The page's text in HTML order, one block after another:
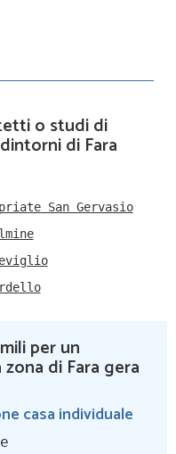
o studi di
di Fara
San Gervasio
per un
di Fara gera
casa individuale